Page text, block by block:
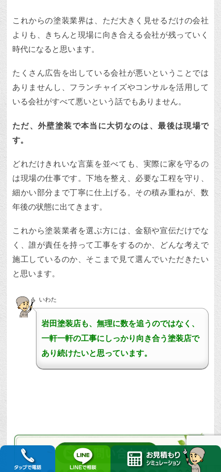
これからの塗装業界は、ただ大きく見せるだけの会社
よりも、きちんと現場に向き合える会社が残っていく
時代になると思います。
たくさん広告を出している会社が悪いということでは
ありませんし、フランチャイズやコンサルを活用して
いる会社がすべて悪いという話でもありません。
ただ、外壁塗装で本当に大切なのは、最後は現場で
す。
どれだけきれいな言葉を並べても、実際に家を守るの
は現場の仕事です。下地を整え、必要な工程を守り、
細かい部分まで丁寧に仕上げる。その積み重ねが、数
年後の状態に出てきます。
これから塗装業者を選ぶ方には、金額や宣伝だけでな
く、誰が責任を持って工事をするのか、どんな考えで
施工しているのか、そこまで見て選んでいただきたい
と思います。
いわた
岩田塗装店も、無理に数を追うのではなく、
一軒一軒の工事にしっかり向き合う塗装店で
あり続けたいと思っています。